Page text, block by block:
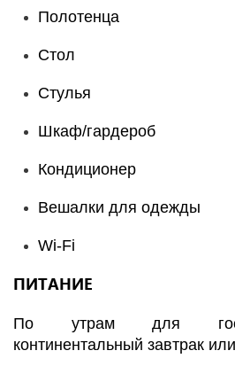
Полотенца
Стол
Стулья
Шкаф/гардероб
Кондиционер
Вешалки для одежды
Wi-Fi
ПИТАНИЕ
По утрам для
континентальный завтрак